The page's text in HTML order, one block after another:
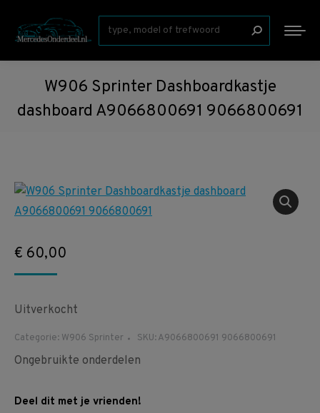
Zoeken:
W906 Sprinter Dashboardkastje
dashboard A9066800691 9066800691
€ 60,00
Uitverkocht
Categorie: W906 Sprinter SKU:A9066800691 9066800691
Ongebruikte onderdelen
Deel dit met je vrienden!